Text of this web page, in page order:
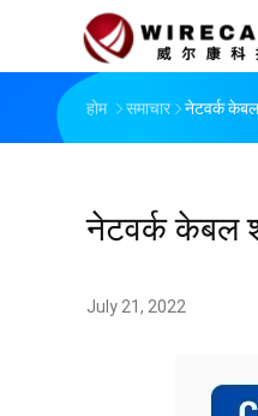
होम समाचार नेटवर्क
नेटवर्क केबल
July 21, 2022